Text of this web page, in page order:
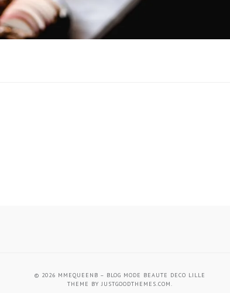
© 2026 MMEQUEENB – BLOG MODE BEAUTE DECO LILLE
THEME BYJUSTGOODTHEMES.COM.